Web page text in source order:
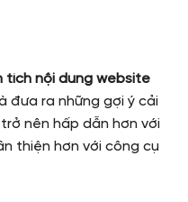
tích nội dung website
đưa ra những gợi ý cải
nên hấp dẫn hơn với
thiện hơn với công cụ